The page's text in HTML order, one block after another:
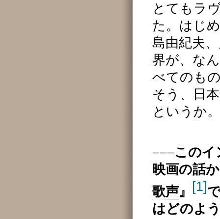
とてもラ
た。はじ
島由紀夫
界が、な
べてのも
そう、日
というか。
–––この
映画の話
歌声』 [1]
はどのよ